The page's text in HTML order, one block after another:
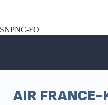
SNPNC-FO
AIR FRANCE-